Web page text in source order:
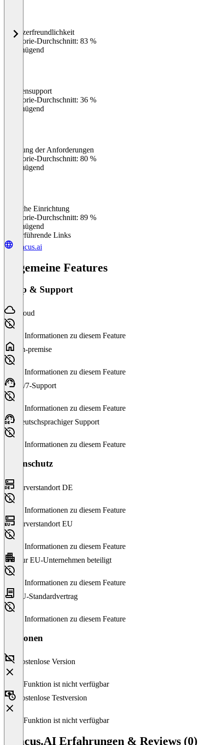
%
Benutzerfreundlichkeit
Kategorie-Durchschnitt: 83 %
Ungenügend
Kundensupport
Kategorie-Durchschnitt: 36 %
Ungenügend
Erfüllung der Anforderungen
Kategorie-Durchschnitt: 80 %
Ungenügend
Einfache Einrichtung
Kategorie-Durchschnitt: 89 %
Ungenügend
Weiterführende Links
abacus.ai
Allgemeine Features
Setup & Support
Cloud
Keine Informationen zu diesem Feature
On-premise
Keine Informationen zu diesem Feature
24/7-Support
Keine Informationen zu diesem Feature
Deutschsprachiger Support
Keine Informationen zu diesem Feature
Datenschutz
Serverstandort DE
Keine Informationen zu diesem Feature
Serverstandort EU
Keine Informationen zu diesem Feature
Nur EU-Unternehmen beteiligt
Keine Informationen zu diesem Feature
EU-Standardvertrag
Keine Informationen zu diesem Feature
Versionen
Kostenlose Version
Diese Funktion ist nicht verfügbar
Kostenlose Testversion
Diese Funktion ist nicht verfügbar
Abacus.AI Erfahrungen & Reviews (0)